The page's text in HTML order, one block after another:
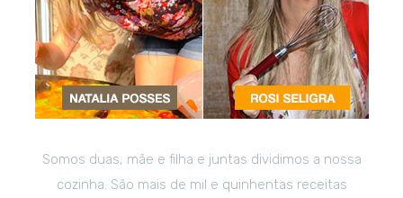
Somos duas, mãe e filha e juntas dividimos a nossa
cozinha. São mais de mil e quinhentas receitas